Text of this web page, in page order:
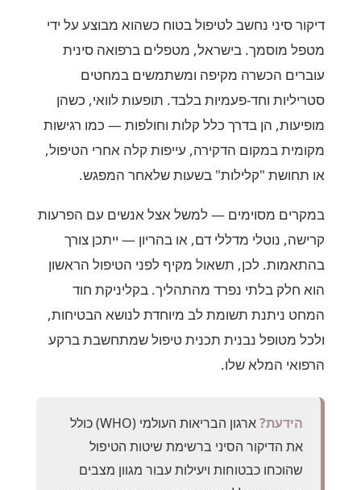
דיקור סיני נחשב לטיפול בטוח כשהוא מבוצע על ידי
מטפל מוסמך. בישראל, מטפלים ברפואה סינית
עוברים הכשרה מקיפה ומשתמשים במחטים
סטריליות וחד-פעמיות בלבד. תופעות לוואי, כשהן
מופיעות, הן בדרך כלל קלות וחולפות — כמו רגישות
מקומית במקום הדקירה, עייפות קלה אחרי הטיפול,
או תחושת "קלילות" בשעות שלאחר המפגש.
במקרים מסוימים — למשל אצל אנשים עם הפרעות
קרישה, נוטלי מדללי דם, או בהריון — ייתכן צורך
בהתאמות. לכן, תשאול מקיף לפני הטיפול הראשון
הוא חלק בלתי נפרד מהתהליך. בקליניקת חוד
המחט ניתנת תשומת לב מיוחדת לנושא הבטיחות,
ולכל מטופל נבנית תכנית טיפול שמתחשבת ברקע
הרפואי המלא שלו.
הידעת?
ארגון הבריאות העולמי (WHO) כולל
את הדיקור הסיני ברשימת שיטות הטיפול
שהוכחו כבטוחות ויעילות עבור מגוון מצבים